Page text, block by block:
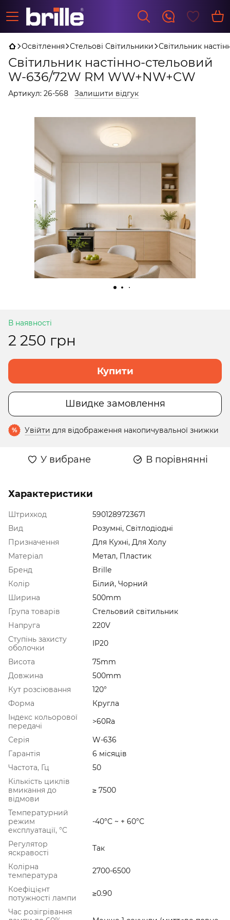
Освітлення Стельові Світильники Світильник
Світильник настінно-стельовий
W-636/72W RM WW+NW+CW
Артикул: 26-568 Залишити відгук
В наявності
2 250 грн
Купити
Швидке замовлення
% Увійти для відображення накопичувальної знижки
У вибране В порівнянні
Характеристики
Штрихкод
5901289723671
Вид
Розумні, Світлодіодні
Призначення
Для Кухні, Для Холу
Матеріал
Метал, Пластик
Бренд
Brille
Колір
Білий, Чорний
Ширина
500mm
Група товарів
Стельовий світильник
Напруга
220V
Ступінь захисту
оболочки
IP20
Висота
75mm
Довжина
500mm
Кут розсіювання
120°
Форма
Кругла
Індекс кольорової
передачі
>60Ra
Серія
W-636
Гарантія
6 місяців
Частота, Гц
50
Кількість циклів
вмикання до
відмови
≥ 7500
Температурний
режим
експлуатації, °C
-40°C ~ + 60°С
Регулятор
яскравості
Так
Колірна
температура
2700-6500
Коефіцієнт
потужності лампи
≥0.90
Час розігрівання